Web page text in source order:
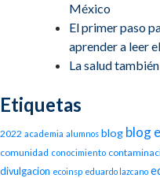
México
El primer paso
aprender a leer
La salud
Etiquetas
2022 academia alumnos blog blog
comunidad conocimiento
divulgacion ecoinsp eduardo lazcano